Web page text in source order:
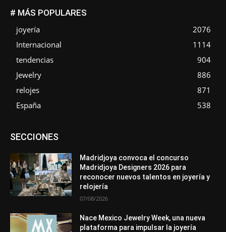
# MÁS POPULARES
joyería
2076
Internacional
1114
tendencias
904
Jewelry
886
relojes
871
España
538
SECCIONESAsociaciones
Entrevistas
Mundo Técnico
Novedades Opiniones
Perspectiva
Premios
Secciones Sin categoría
Más
Madridjoya convoca el concurso
Madridjoya Designers 2026 para
reconocer nuevos talentos en joyería y
relojería
07/08/2026
Nace Mexico Jewelry Week, una nueva
plataforma para impulsar la joyería